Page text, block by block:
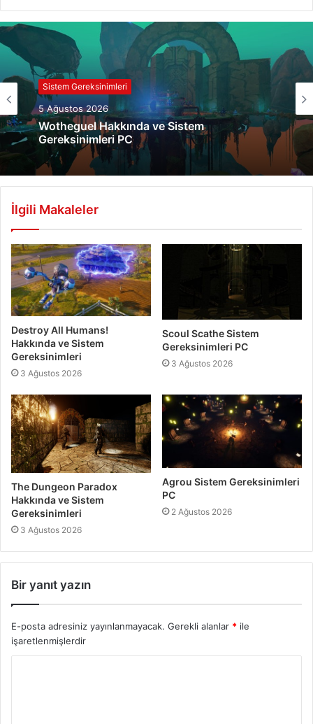
Sistem Gereksinimleri
5 Ağustos 2026
Wotheguel Hakkında ve Sistem
Gereksinimleri PC
İlgili Makaleler
Destroy All Humans!
Hakkında ve Sistem
Gereksinimleri
3 Ağustos 2026
Scoul Scathe Sistem
Gereksinimleri PC
3 Ağustos 2026
The Dungeon Paradox
Hakkında ve Sistem
Gereksinimleri
3 Ağustos 2026
Agrou Sistem Gereksinimleri
PC
2 Ağustos 2026
Bir yanıt yazın
E-posta adresiniz yayınlanmayacak. Gerekli alanlar * ile
işaretlenmişlerdir